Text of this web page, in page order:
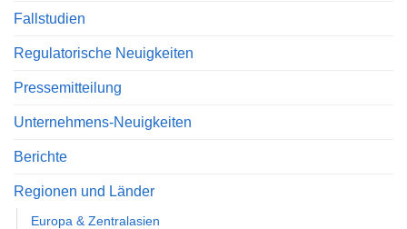
Fallstudien
Regulatorische Neuigkeiten
Pressemitteilung
Unternehmens-Neuigkeiten
Berichte
Regionen und Länder
Europa & Zentralasien